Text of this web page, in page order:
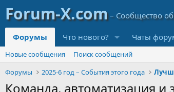
Форумы Что нового? Чаты
Новые сообщения
Поиск сообщений
Форумы
2025-6 год – События этого года
Команда, автоматизация